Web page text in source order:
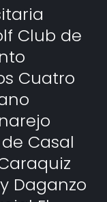
Club de
Cuatro
Casal
Daganzo